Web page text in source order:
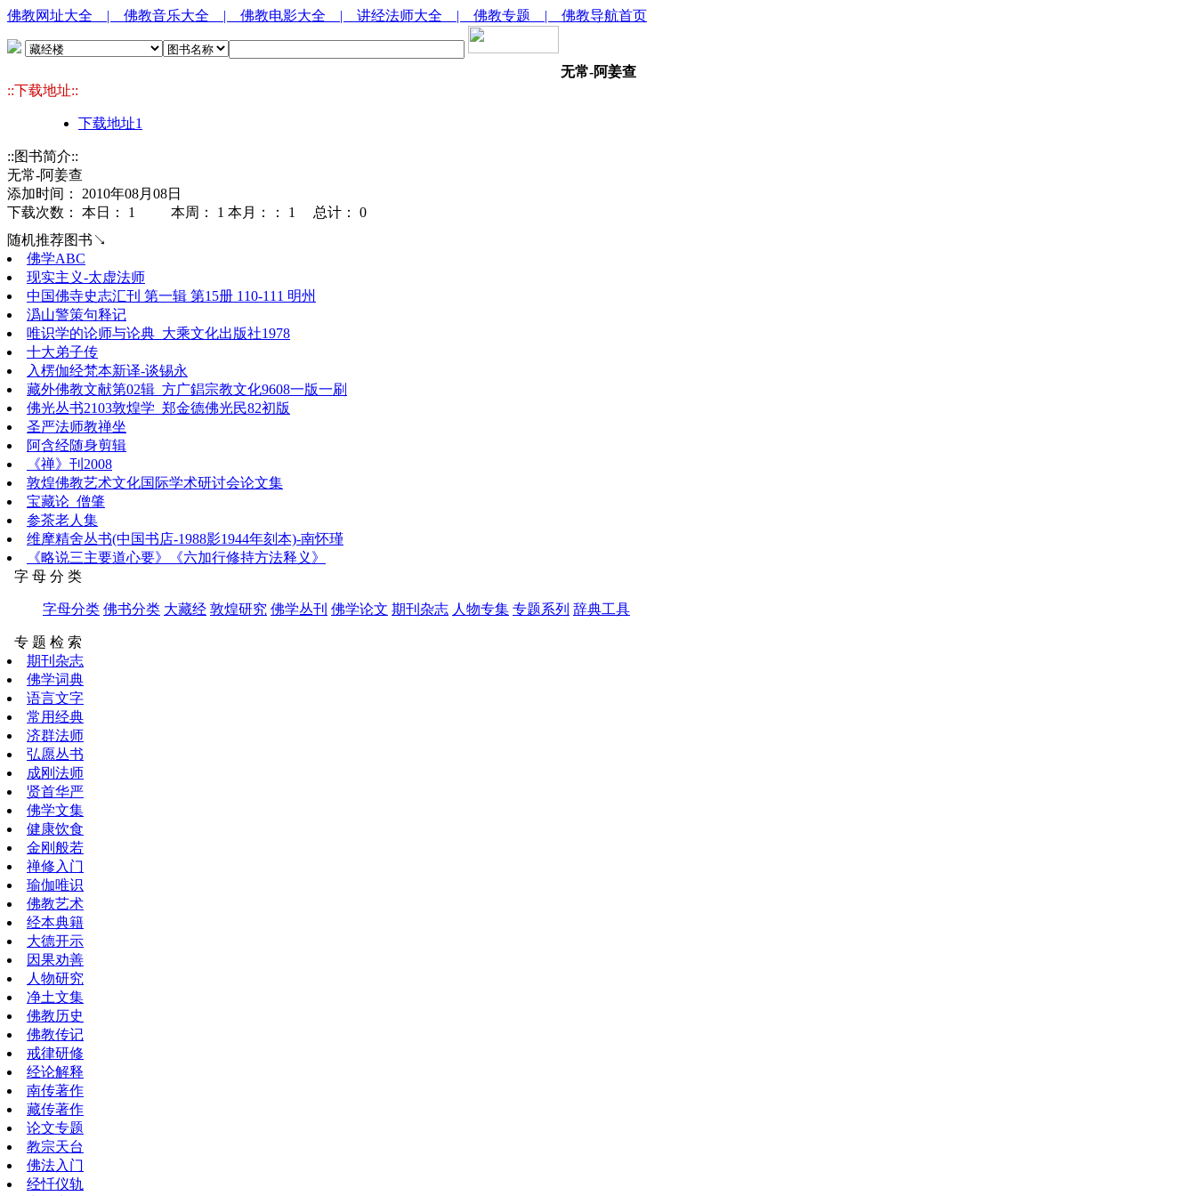
佛教网址大全 | 佛教音乐大全 | 佛教电影大全 | 讲经法师大全 | 佛教专题 | 佛教导航首页
无常-阿姜查
::下载地址::
下载地址1
::图书简介::
无常-阿姜查
添加时间： 2010年08月08日
下载次数： 本日： 1 本周： 1 本月：： 1 总计： 0
随机推荐图书↘
佛学ABC
现实主义-太虚法师
中国佛寺史志汇刊 第一辑 第15册 110-111 明州
潙山警策句释记
唯识学的论师与论典_大乘文化出版社1978
十大弟子传
入楞伽经梵本新译-谈锡永
藏外佛教文献第02辑_方广錩宗教文化9608一版一刷
佛光丛书2103敦煌学_郑金德佛光民82初版
圣严法师教禅坐
阿含经随身剪辑
《禅》刊2008
敦煌佛教艺术文化国际学术研讨会论文集
宝藏论_僧肇
参茶老人集
维摩精舍丛书(中国书店-1988影1944年刻本)-南怀瑾
《略说三主要道心要》《六加行修持方法释义》
字 母 分 类
字母分类 佛书分类 大藏经 敦煌研究 佛学丛刊 佛学论文 期刊杂志 人物专集 专题系列 辞典工具
专 题 检 索
期刊杂志
佛学词典
语言文字
常用经典
济群法师
弘愿丛书
成刚法师
贤首华严
佛学文集
健康饮食
金刚般若
禅修入门
瑜伽唯识
佛教艺术
经本典籍
大德开示
因果劝善
人物研究
净土文集
佛教历史
佛教传记
戒律研修
经论解释
南传著作
藏传著作
论文专题
教宗天台
佛法入门
经忏仪轨